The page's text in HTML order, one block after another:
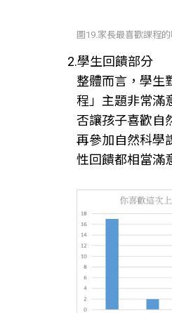
圖19.家長最喜歡課程
2.學生回饋部分
整體而言，學生
程」主題非常滿
否讓孩子喜歡自
再參加自然科學
性回饋都相當滿